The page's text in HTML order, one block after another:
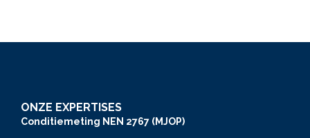
ONZE EXPERTISES
Conditiemeting NEN 2767 (MJOP)